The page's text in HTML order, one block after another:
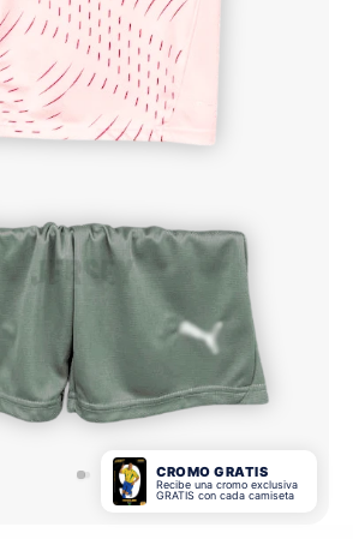
CROMO GRATIS
Recibe una cromo exclusiva
GRATIS con cada camiseta